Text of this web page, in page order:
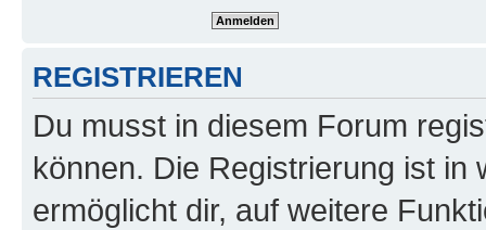
REGISTRIEREN
Du musst in diesem Forum
können. Die Registrierung ist in
ermöglicht dir, auf weitere